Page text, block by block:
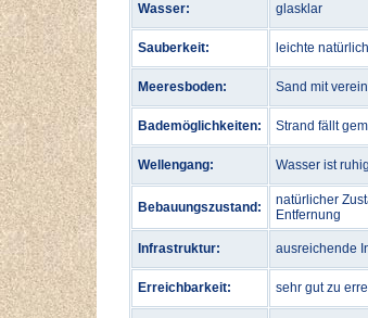
Wasser: glasklar
Sauberkeit: leichte
Meeresboden: Sand mit
Bademöglichkeiten: Strand fällt
Wellengang: Wasser ist
Bebauungszustand:
natürlicher
Entfernung
Infrastruktur: ausreichende
Erreichbarkeit: sehr gut zu